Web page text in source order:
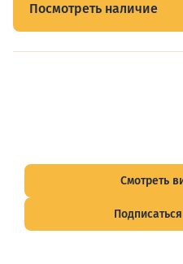
Посмотреть наличие
Смотреть